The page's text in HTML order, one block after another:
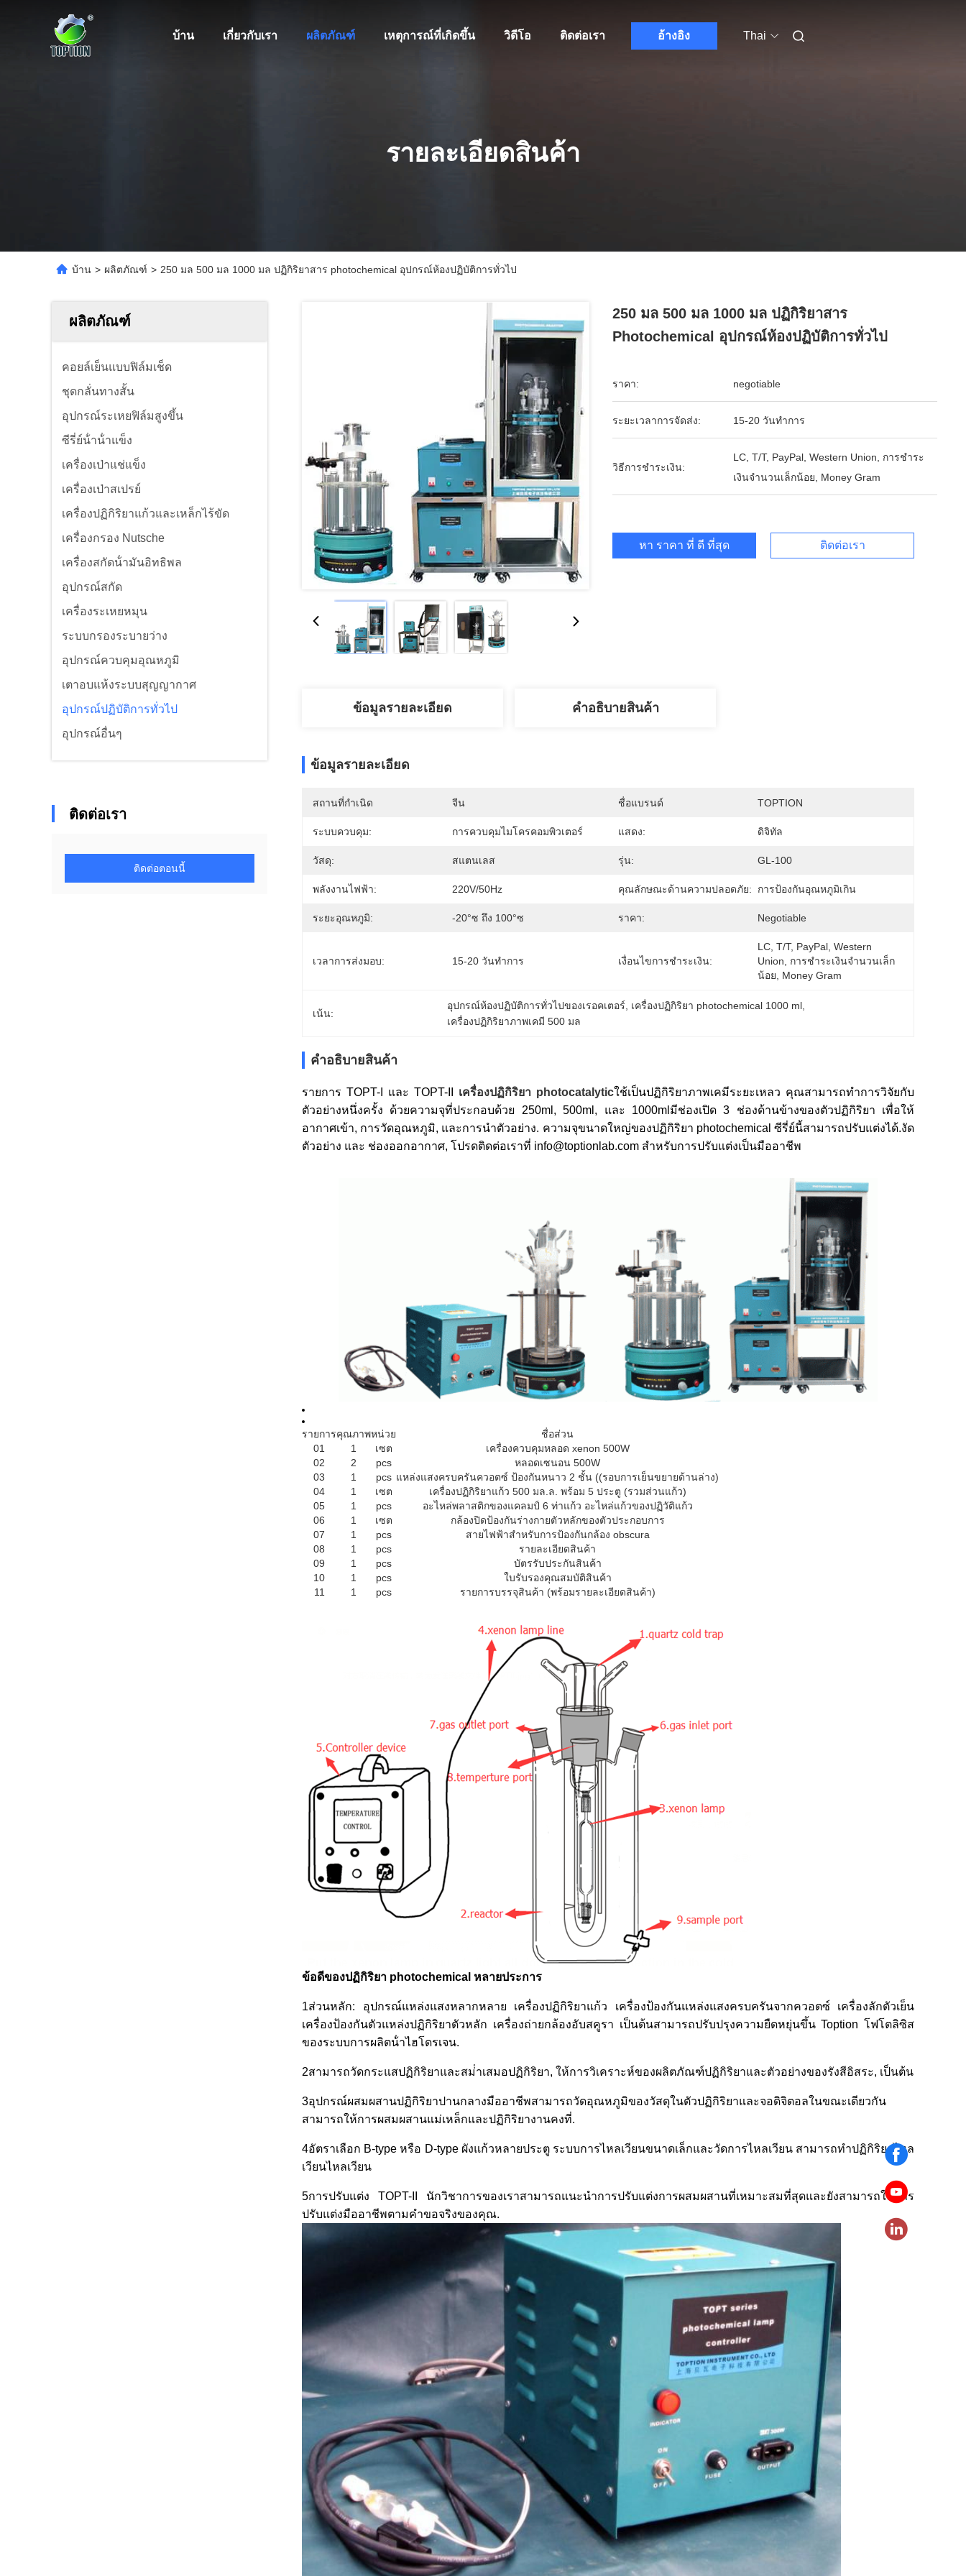
บ้าน เกี่ยวกับเรา ผลิตภัณฑ์ เหตุการณ์ที่เกิดขึ้น วิดีโอ ติดต่อเรา อ้างอิง Thai
รายละเอียดสินค้า
บ้าน > ผลิตภัณฑ์ > 250 มล 500 มล 1000 มล ปฏิกิริยาสาร photochemical อุปกรณ์ห้องปฏิบัติการทั่วไป
ผลิตภัณฑ์
คอยล์เย็นแบบฟิล์มเช็ด
ชุดกลั่นทางสั้น
อุปกรณ์ระเหยฟิล์มสูงขึ้น
ซีรี่ย์น้ําน้ําแข็ง
เครื่องเป่าแช่แข็ง
เครื่องเป่าสเปรย์
เครื่องปฏิกิริยาแก้วและเหล็กไร้ขัด
เครื่องกรอง Nutsche
เครื่องสกัดน้ํามันอิทธิพล
อุปกรณ์สกัด
เครื่องระเหยหมุน
ระบบกรองระบายว่าง
อุปกรณ์ควบคุมอุณหภูมิ
เตาอบแห้งระบบสุญญากาศ
อุปกรณ์ปฏิบัติการทั่วไป
อุปกรณ์อื่นๆ
ติดต่อเรา
ติดต่อตอนนี้
250 มล 500 มล 1000 มล ปฏิกิริยาสาร
Photochemical อุปกรณ์ห้องปฏิบัติการทั่วไป
ราคา: negotiable
ระยะเวลาการจัดส่ง: 15-20 วันทำการ
วิธีการชำระเงิน:
LC, T/T, PayPal, Western Union, การชำระ
เงินจำนวนเล็กน้อย, Money Gram
หา ราคา ที่ ดี ที่สุด ติดต่อเรา
ข้อมูลรายละเอียด คําอธิบายสินค้า
ข้อมูลรายละเอียด
สถานที่กำเนิด จีน ชื่อแบรนด์ TOPTION
ระบบควบคุม: การควบคุมไมโครคอมพิวเตอร์ แสดง: ดิจิทัล
วัสดุ: สแตนเลส รุ่น: GL-100
พลังงานไฟฟ้า: 220V/50Hz คุณลักษณะด้านความปลอดภัย: การป้องกันอุณหภูมิเกิน
ระยะอุณหภูมิ: -20°ซ ถึง 100°ซ ราคา: Negotiable
เวลาการส่งมอบ: 15-20 วันทำการ เงื่อนไขการชำระเงิน:
LC, T/T, PayPal, Western
Union, การชำระเงินจำนวนเล็ก
น้อย, Money Gram
เน้น:
อุปกรณ์ห้องปฏิบัติการทั่วไปของเรอคเตอร์ เครื่องปฏิกิริยา photochemical 1000 ml
เครื่องปฏิกิริยาภาพเคมี 500 มล
คําอธิบายสินค้า
รายการ TOPT-I และ TOPT-II เครื่องปฏิกิริยา photocatalyticใช้เป็นปฏิกิริยาภาพเคมีระยะเหลว คุณสามารถทําการวิจัยกับ
ตัวอย่างหนึ่งครั้ง ด้วยความจุที่ประกอบด้วย 250ml, 500ml, และ 1000mlมีช่องเปิด 3 ช่องด้านข้างของตัวปฏิกิริยา เพื่อให้
อากาศเข้า, การวัดอุณหภูมิ, และการนําตัวอย่าง. ความจุขนาดใหญ่ของปฏิกิริยา photochemical ซีรี่ย์นี้สามารถปรับแต่งได้.งัด
ตัวอย่าง และ ช่องออกอากาศ, โปรดติดต่อเราที่ info@toptionlab.com สําหรับการปรับแต่งเป็นมืออาชีพ
รายการคุณภาพหน่วย
ชื่อส่วน
01
1 เซต
เครื่องควบคุมหลอด xenon 500W
02
2 pcs
หลอดเซนอน 500W
03
1 pcs แหล่งแสงครบครันควอตซ์ ป้องกันหนาว 2 ชั้น ((รอบการเย็นขยายด้านล่าง)
04
1 เซต
เครื่องปฏิกิริยาแก้ว 500 มล.ล. พร้อม 5 ประตู (รวมส่วนแก้ว)
05
1 pcs
อะไหล่พลาสติกของแคลมป์ 6 ท่าแก้ว อะไหล่แก้วของปฏิวัติแก้ว
06
1 เซต
กล้องปิดป้องกันร่างกายตัวหลักของตัวประกอบการ
07
1 pcs
สายไฟฟ้าสําหรับการป้องกันกล้อง obscura
08
1 pcs
รายละเอียดสินค้า
09
1 pcs
บัตรรับประกันสินค้า
10
1 pcs
ใบรับรองคุณสมบัติสินค้า
11
1 pcs รายการบรรจุสินค้า (พร้อมรายละเอียดสินค้า)
ข้อดีของปฏิกิริยา photochemical หลายประการ
1ส่วนหลัก: อุปกรณ์แหล่งแสงหลากหลาย เครื่องปฏิกิริยาแก้ว เครื่องป้องกันแหล่งแสงครบครันจากควอตซ์ เครื่องลักตัวเย็น
เครื่องป้องกันตัวแหล่งปฏิกิริยาตัวหลัก เครื่องถ่ายกล้องอับสคูรา เป็นต้นสามารถปรับปรุงความยืดหยุ่นขึ้น Toption โฟโตลิซิส
ของระบบการผลิตน้ําไฮโดรเจน.
2สามารถวัดกระแสปฏิกิริยาและสม่ําเสมอปฏิกิริยา, ให้การวิเคราะห์ของผลิตภัณฑ์ปฏิกิริยาและตัวอย่างของรังสีอิสระ, เป็นต้น
3อุปกรณ์ผสมผสานปฏิกิริยาปานกลางมืออาชีพสามารถวัดอุณหภูมิของวัสดุในตัวปฏิกิริยาและจอดิจิตอลในขณะเดียวกัน
สามารถให้การผสมผสานแม่เหล็กและปฏิกิริยางานคงที่.
4อัตราเลือก B-type หรือ D-type ผังแก้วหลายประตู ระบบการไหลเวียนขนาดเล็กและวัดการไหลเวียน สามารถทําปฏิกิริยาไหล
เวียนไหลเวียน
5การปรับแต่ง TOPT-II นักวิชาการของเราสามารถแนะนําการปรับแต่งการผสมผสานที่เหมาะสมที่สุดและยังสามารถให้การ
ปรับแต่งมืออาชีพตามคําขอจริงของคุณ.